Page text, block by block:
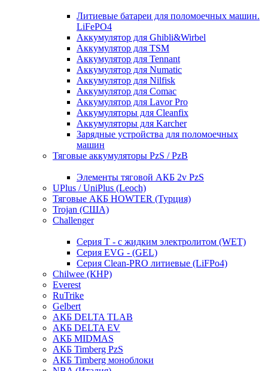
Литиевые батареи для поломоечных машин.
LiFePO4
Аккумулятор для Ghibli&Wirbel
Аккумулятор для TSM
Аккумулятор для Tennant
Аккумулятор для Numatic
Аккумулятор для Nilfisk
Аккумулятор для Comac
Аккумулятор для Lavor Pro
Аккумуляторы для Cleanfix
Аккумуляторы для Karcher
Зарядные устройства для поломоечных
машин
Тяговые аккумуляторы PzS / PzB
Элементы тяговой АКБ 2v PzS
UPlus / UniPlus (Leoch)
Тяговые АКБ HOWTER (Турция)
Trojan (США)
Challenger
Серия T - с жидким электролитом (WET)
Серия EVG - (GEL)
Серия Clean-PRO литиевые (LiFPo4)
Chilwee (КНР)
Everest
RuTrike
Gelbert
АКБ DELTA TLAB
АКБ DELTA EV
АКБ MIDMAS
АКБ Timberg PzS
АКБ Timberg моноблоки